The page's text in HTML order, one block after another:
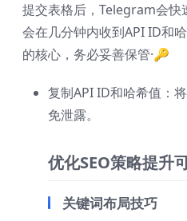
提交表格后，Telegram会快
会在几分钟内收到API ID和
的核心，务必妥善保管·🔑
复制API ID和哈希值：
免泄露。
优化SEO策略提升
关键词布局技巧